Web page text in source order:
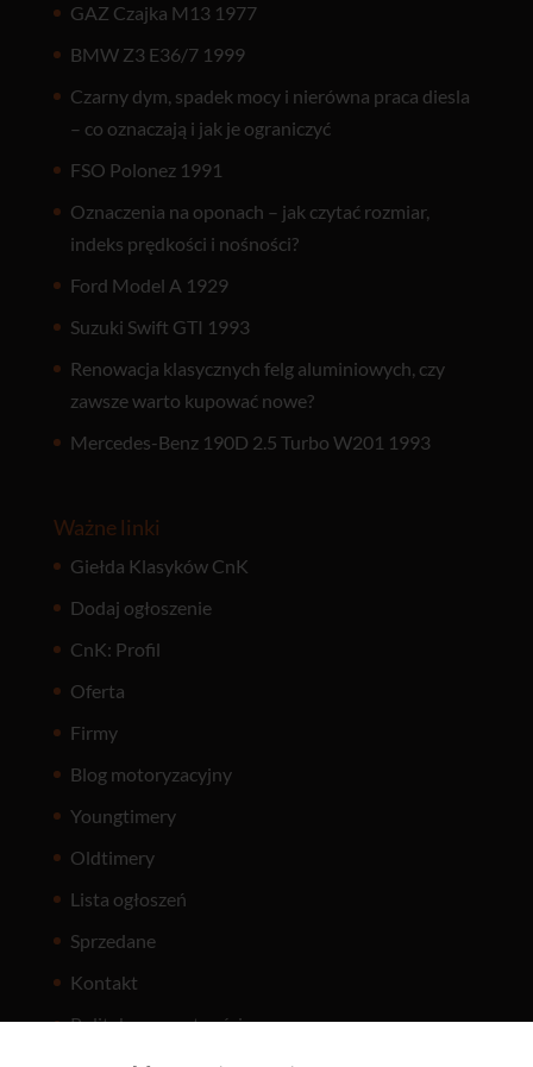
GAZ Czajka M13 1977
BMW Z3 E36/7 1999
Czarny dym, spadek mocy i nierówna praca diesla
– co oznaczają i jak je ograniczyć
FSO Polonez 1991
Oznaczenia na oponach – jak czytać rozmiar,
indeks prędkości i nośności?
Ford Model A 1929
Suzuki Swift GTI 1993
Renowacja klasycznych felg aluminiowych, czy
zawsze warto kupować nowe?
Mercedes-Benz 190D 2.5 Turbo W201 1993
Ważne linki
Giełda Klasyków CnK
Dodaj ogłoszenie
CnK: Profil
Oferta
Firmy
Blog motoryzacyjny
Youngtimery
Oldtimery
Lista ogłoszeń
Sprzedane
Kontakt
Polityka prywatności